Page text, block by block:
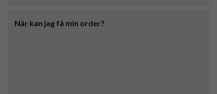
När kan jag få min order?